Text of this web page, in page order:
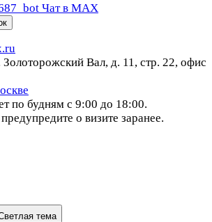
Чат в МАХ
Золоторожский Вал, д. 11, стр. 22, офис
по будням с 9:00 до 18:00.
о визите заранее.
тема